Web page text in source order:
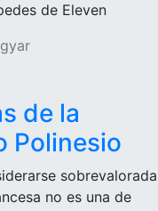
de Eleven
de la
Polinesio
no es una de